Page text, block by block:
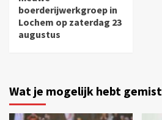
boerderijwerkgroep in
Lochem op zaterdag 23
augustus
Wat je mogelijk hebt gemist